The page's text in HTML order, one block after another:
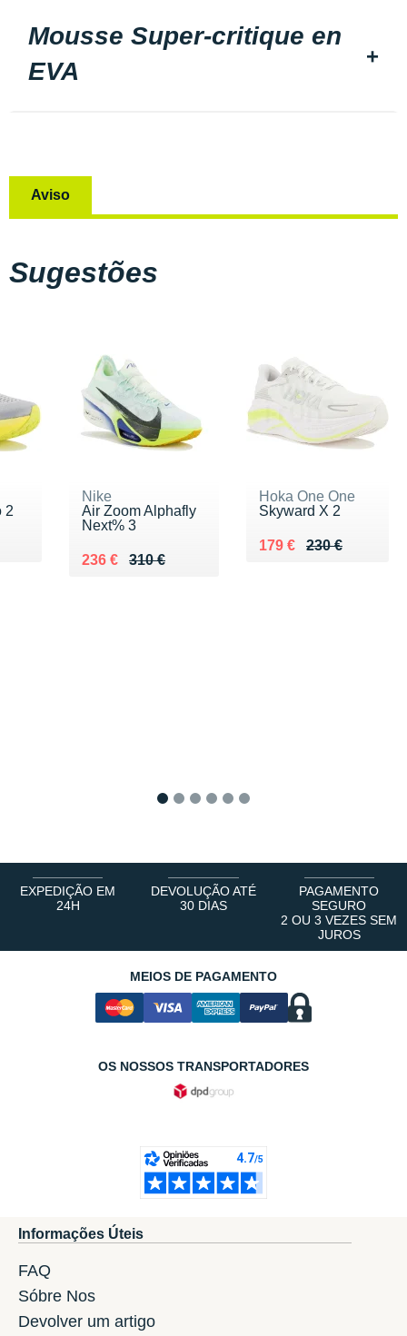
Mousse Super-critique en
EVA
Aviso
Sugestões
2
Nike
Air Zoom Alphafly
Next% 3
310 €
Au lieu de 310 €
236 €
Vendu 236 €
Hoka One One
Skyward X 2
230 €
Au lieu de 230 €
179 €
Vendu 179 €
EXPEDIÇÃO EM
24H
DEVOLUÇÃO ATÉ
30 DIAS
PAGAMENTO
SEGURO
2 OU 3 VEZES SEM
JUROS
MEIOS DE PAGAMENTO
OS NOSSOS TRANSPORTADORES
Informações Úteis
FAQ
Sóbre Nos
Devolver um artigo